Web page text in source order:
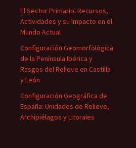
El Sector Primario: Recursos,
Actividades y su Impacto en el
Mundo Actual
Configuración Geomorfológica
de la Península Ibérica y
Rasgos del Relieve en Castilla
y León
Configuración Geográfica de
España: Unidades de Relieve,
Archipiélagos y Litorales